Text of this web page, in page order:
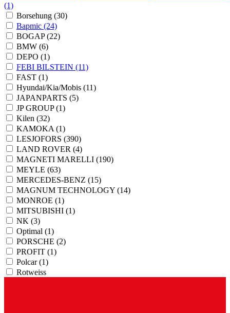
(1)
Borsehung (30)
Bapmic (24)
BOGAP(22)
BMW (6)
DEPO (1)
FEBI BILSTEIN (11)
FAST (1)
Hyundai/Kia/Mobis (11)
JAPANPARTS (5)
JP GROUP(1)
Kilen (32)
KAMOKA (1)
LESJOFORS (390)
LAND ROVER (4)
MAGNETI MARELLI (190)
MEYLE (63)
MERCEDES-BENZ (15)
MAGNUM TECHNOLOGY (14)
MONROE (1)
MITSUBISHI (1)
NK (3)
Optimal (1)
PORSCHE (2)
PROFIT (1)
Polcar(1)
Rotweiss